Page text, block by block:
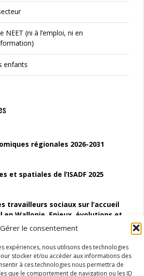
Gérer le consentement
expériences, nous utilisons des technologies
stocker et/ou accéder aux informations des
à ces technologies nous permettra de
que le comportement de navigation ou les ID
NEET (ni à l’emploi, ni en
enfants
régionales 2026-2031
et spatiales de l’ISADF 2025
travailleurs sociaux sur l’accueil
en Wallonie. Enjeux, évolutions et
des Structures
à l’autocréation d’emploi (SAACE)